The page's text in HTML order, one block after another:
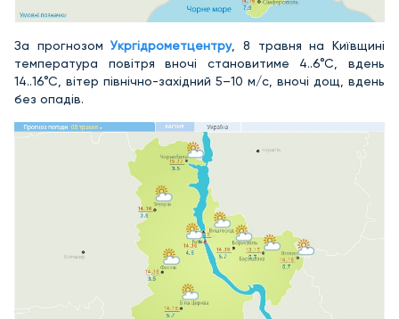
За прогнозомУкргідрометцентру, 8 травня на Київщині
температура повітря вночі становитиме 4..6°С, вдень
14..16°С, вітер північно-західний 5–10 м/с, вночі дощ, вдень
без опадів.